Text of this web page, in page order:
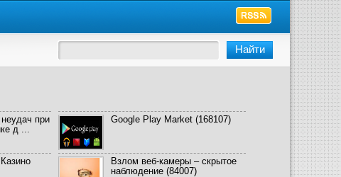
при
д ...
Google Play Market (168107)
Взлом веб-камеры – скрытое
наблюдение (84007)